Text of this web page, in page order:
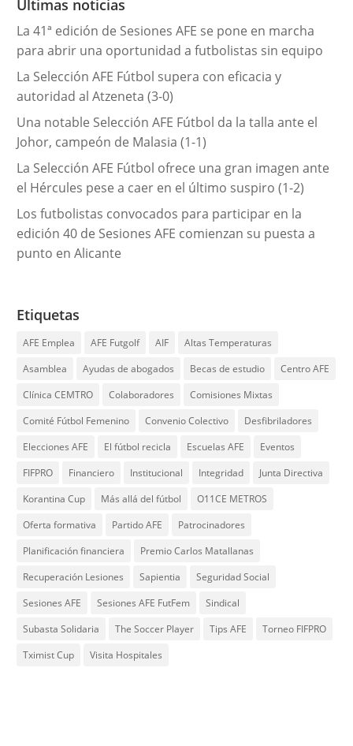
a
s
Últimas noticias
La 41ª edición de Sesiones AFE se pone en marcha
para abrir una oportunidad a futbolistas sin equipo
La Selección AFE Fútbol supera con eficacia y
autoridad al Atzeneta (3-0)
Una notable Selección AFE Fútbol da la talla ante el
Johor, campeón de Malasia (1-1)
La Selección AFE Fútbol ofrece una gran imagen ante
el Hércules pese a caer en el último suspiro (1-2)
Los futbolistas convocados para participar en la
edición 40 de Sesiones AFE comienzan su puesta a
punto en Alicante
Etiquetas
AFE Emplea AFE Futgolf AIF
Altas Temperaturas
Asamblea
Ayudas de abogados Becas de estudio
Centro AFE
Clínica CEMTRO
Colaboradores
Comisiones Mixtas
Comité Fútbol Femenino
Convenio Colectivo
Desfibriladores
Elecciones AFE
El fútbol recicla Escuelas AFE
Eventos
FIFPRO
Financiero Institucional Integridad
Junta Directiva
Korantina Cup
Más allá del fútbol
O11CE METROS
Oferta formativa
Partido AFE
Patrocinadores
Planificación financiera
Premio Carlos Matallanas
Recuperación Lesiones
Sapientia
Seguridad Social
Sesiones AFE
Sesiones AFE FutFem
Sindical
Subasta Solidaria
The Soccer Player Tips AFE
Torneo FIFPRO
Tximist Cup
Visita Hospitales